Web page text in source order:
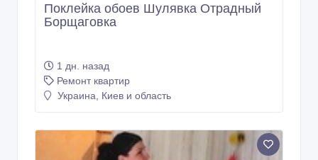
Поклейка обоев Шулявка Отрадный
Борщаговка
1 дн. назад
Ремонт квартир
Украина, Киев и область